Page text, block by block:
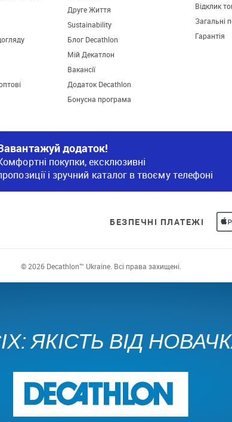
Друге Життя
Sustainability
Блог Decathlon
Мій Декатлон
Вакансії
Додаток Decathlon
Бонусна програма
Відклик
Загальні
Гарантія
додаток!
покупки, ексклюзивні
і зручний каталог в твоєму телефоні
БЕЗПЕЧНІ ПЛАТЕЖІ
© 2026 Decathlon™ Ukraine. Всі права захищені.
ЯКІСТЬ ВІД